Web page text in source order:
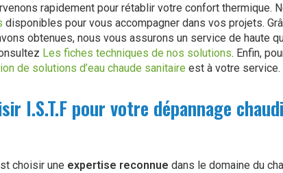
rapidement pour rétablir votre confort thermique.
disponibles pour vous accompagner dans vos projets.
obtenues, nous vous assurons un service de haute
Les fiches techniques de nos solutions. Enfin,
de solutions d’eau chaude sanitaire est à votre service.
I.S.T.F pour votre dépannage
choisir une expertise reconnue dans le domaine du